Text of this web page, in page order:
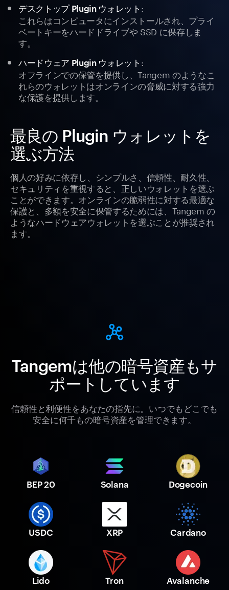
デスクトップ Plugin ウォレット :
これらはコンピュータにインストールされ、プライ
ベートキーをハードドライブや SSD に保存しま
す。
ハードウェア Plugin ウォレット :
オフラインでの保管を提供し、Tangem のようなこ
れらのウォレットはオンラインの脅威に対する強力
な保護を提供します。
最良の Plugin ウォレットを
選ぶ方法
個人の好みに依存し、シンプルさ、信頼性、耐久性、
セキュリティを重視すると、正しいウォレットを選ぶ
ことができます。オンラインの脆弱性に対する最適な
保護と、多額を安全に保管するためには、Tangem の
ようなハードウェアウォレットを選ぶことが推奨され
ます。
Tangemは他の暗号資産もサ
ポートしています
信頼性と利便性をあなたの指先に。いつでもどこでも
安全に何千もの暗号資産を管理できます。
BEP 20 Solana Dogecoin
USDC XRP Cardano
Lido Tron Avalanche